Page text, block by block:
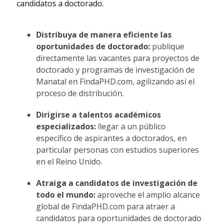
candidatos a doctorado.
Distribuya de manera eficiente las
oportunidades de doctorado:publique
directamente las vacantes para proyectos de
doctorado y programas de investigación de
Manatal en FindaPHD.com, agilizando así el
proceso de distribución.
Dirigirse a talentos académicos
especializados:llegar a un público
específico de aspirantes a doctorados, en
particular personas con estudios superiores
en el Reino Unido.
Atraiga a candidatos de investigación de
todo el mundo:aproveche el amplio alcance
global de FindaPHD.com para atraer a
candidatos para oportunidades de doctorado